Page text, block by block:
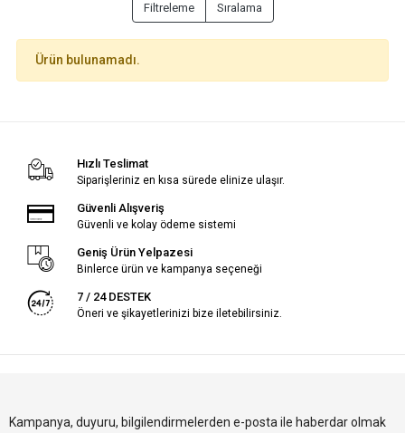
Filtreleme Sıralama
Ürün bulunamadı.
Hızlı Teslimat
Siparişleriniz en kısa sürede elinize ulaşır.
Güvenli Alışveriş
Güvenli ve kolay ödeme sistemi
Geniş Ürün Yelpazesi
Binlerce ürün ve kampanya seçeneği
7 / 24 DESTEK
Öneri ve şikayetlerinizi bize iletebilirsiniz.
Kampanya, duyuru, bilgilendirmelerden e-posta ile haberdar olmak